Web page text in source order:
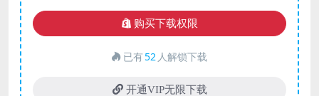
购买下载权限
已有52 人解锁下载
开通VIP无限下载